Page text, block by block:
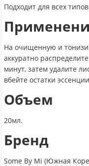
Подходит для всех
На очищенную и
аккуратно
минут, затем удалите
вбейте остатки
Объем
20мл.
Бренд
Some By Mi (Южная